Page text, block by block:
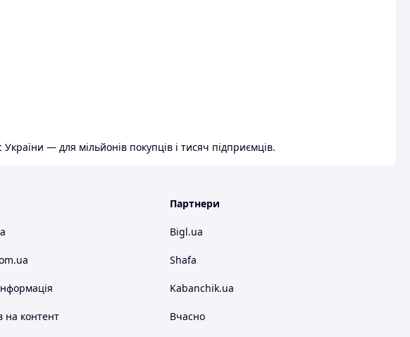
— для мільйонів покупців і тисяч підприємців.
на контент
Партнери
Bigl.ua
Shafa
Kabanchik.ua
Вчасно